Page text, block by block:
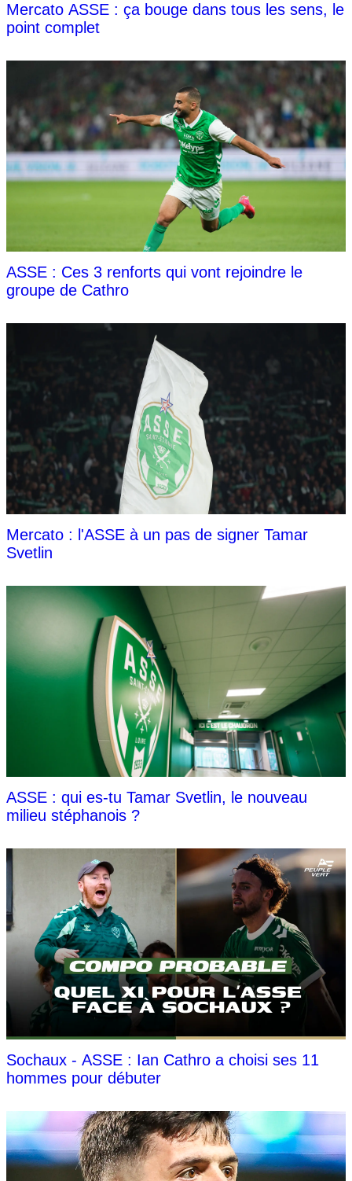
Mercato ASSE : ça bouge dans tous les sens, le
point complet
ASSE : Ces 3 renforts qui vont rejoindre le
groupe de Cathro
Mercato : l'ASSE à un pas de signer Tamar
Svetlin
ASSE : qui es-tu Tamar Svetlin, le nouveau
milieu stéphanois ?
Sochaux - ASSE : Ian Cathro a choisi ses 11
hommes pour débuter